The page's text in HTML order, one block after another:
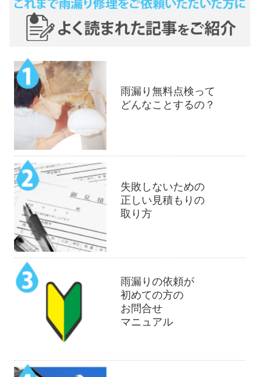
雨漏り無料点検って
どんなことするの？
失敗しないための
正しい見積もりの
取り方
雨漏りの依頼が
初めての方の
お問合せ
マニュアル